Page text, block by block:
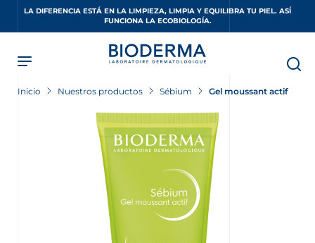
LA DIFERENCIA ESTÁ EN LA LIMPIEZA, LIMPIA Y EQUILIBRA TU PIEL. ASÍ
FUNCIONA LA ECOBIOLOGÍA.
Inicio Nuestros productos Sébium Gel moussant actif